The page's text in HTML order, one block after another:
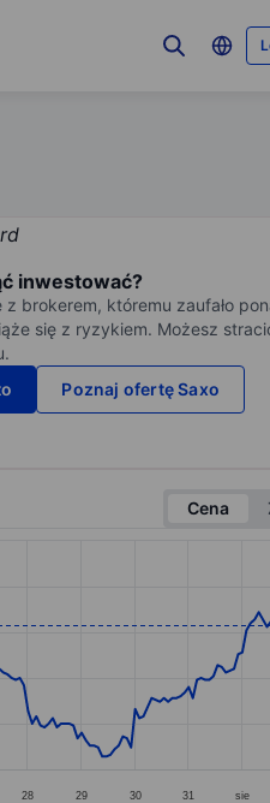
inwestować?
brokerem, któremu zaufało
się z ryzykiem. Możesz
Poznaj ofertę Saxo
Cena
28 29 30 31 sie